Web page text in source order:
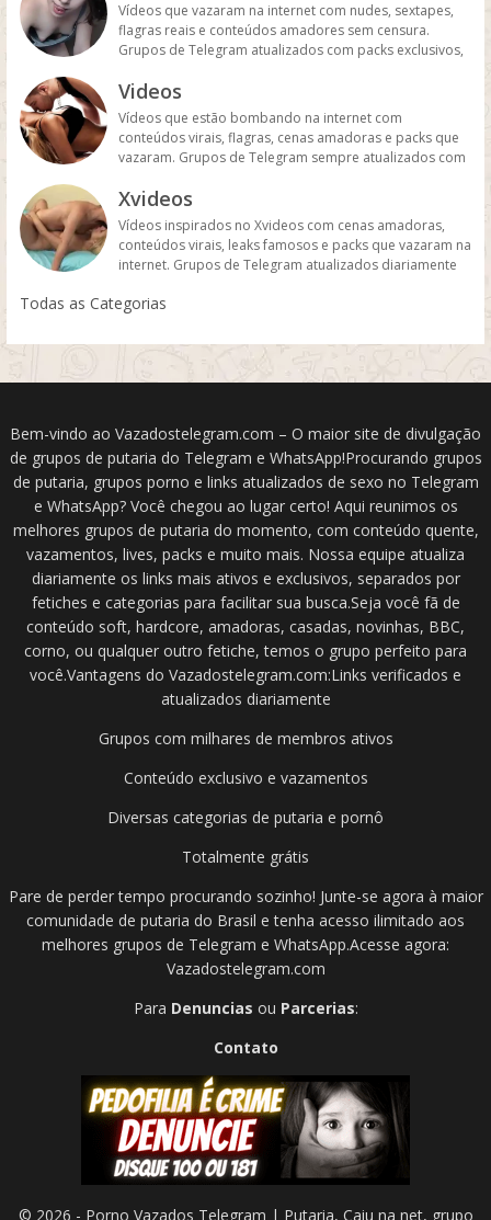
Vídeos que vazaram na internet com nudes, sextapes,
flagras reais e conteúdos amadores sem censura.
Grupos de Telegram atualizados com packs exclusivos,
Videos
Vídeos que estão bombando na internet com
conteúdos virais, flagras, cenas amadoras e packs que
vazaram. Grupos de Telegram sempre atualizados com
sem censura.
Xvideos
Vídeos inspirados no Xvideos com cenas amadoras,
conteúdos virais, leaks famosos e packs que vazaram na
internet. Grupos de Telegram atualizados diariamente
censura.
Todas as Categorias
Bem-vindo ao Vazadostelegram.com – O maior site de divulgação
de grupos de putaria do Telegram e WhatsApp!Procurando grupos
de putaria, grupos porno e links atualizados de sexo no Telegram
e WhatsApp? Você chegou ao lugar certo! Aqui reunimos os
melhores grupos de putaria do momento, com conteúdo quente,
vazamentos, lives, packs e muito mais. Nossa equipe atualiza
diariamente os links mais ativos e exclusivos, separados por
fetiches e categorias para facilitar sua busca.Seja você fã de
conteúdo soft, hardcore, amadoras, casadas, novinhas, BBC,
corno, ou qualquer outro fetiche, temos o grupo perfeito para
você.Vantagens do Vazadostelegram.com:Links verificados e
atualizados diariamente
Grupos com milhares de membros ativos
Conteúdo exclusivo e vazamentos
Diversas categorias de putaria e pornô
Totalmente grátis
Pare de perder tempo procurando sozinho! Junte-se agora à maior
comunidade de putaria do Brasil e tenha acesso ilimitado aos
melhores grupos de Telegram e WhatsApp.Acesse agora:
Vazadostelegram.com
Para Denuncias ou Parcerias:
Contato
© 2026 - Porno Vazados Telegram | Putaria, Caiu na net, grupo